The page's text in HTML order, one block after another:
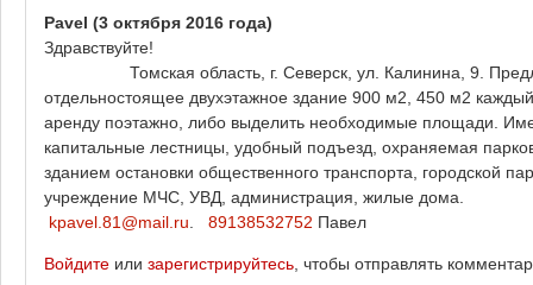
Pavel (3 октября 2016 года)
Томская область, г. Северск, ул. Калинина, 9.
отдельностоящее двухэтажное здание 900 м2, 450 м2
аренду поэтажно, либо выделить необходимые площади.
капитальные лестницы, удобный подъезд, охраняемая
зданием остановки общественного транспорта, городской
учреждение МЧС, УВД,
kpavel.81@mail.ru
89138532752 Павел
Войдите или зарегистрируйтесь , чтобы отправлять